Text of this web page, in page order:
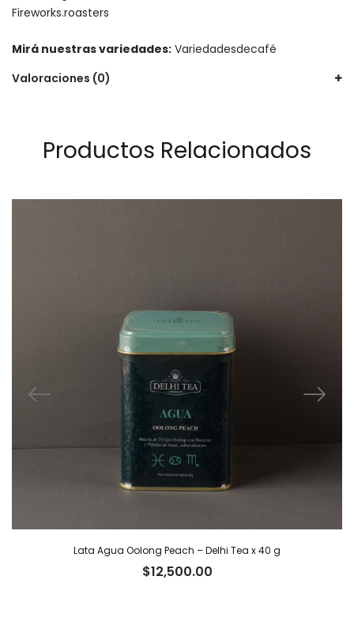
Fireworks.roasters
Mirá nuestras variedades: Variedadesdecafé
Valoraciones (0)
Productos Relacionados
Lata Agua Oolong Peach – Delhi Tea x 40 g
$12,500.00